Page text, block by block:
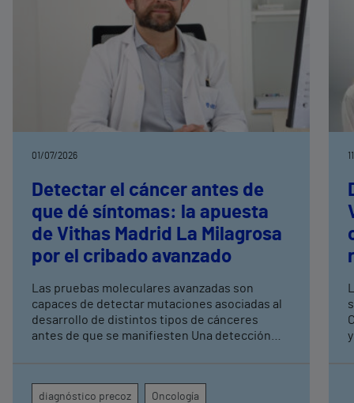
01/07/2026
Detectar el cáncer antes de
que dé síntomas: la apuesta
de Vithas Madrid La Milagrosa
por el cribado avanzado
Las pruebas moleculares avanzadas son
capaces de detectar mutaciones asociadas al
desarrollo de distintos tipos de cánceres
antes de que se manifiesten Una detección
mediante tratamientos menos agresivos
diagnóstico precoz Oncología